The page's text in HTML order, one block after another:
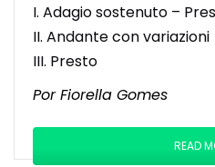
I. Adagio sostenuto –
II. Andante con variazioni
III. Presto
Por Fiorella Gomes
READ